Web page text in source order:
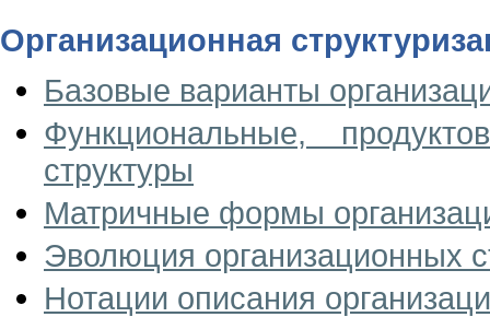
Организационная
Базовые варианты
Функциональные,
структуры
Матричные формы
Эволюция организационных
Нотации описания